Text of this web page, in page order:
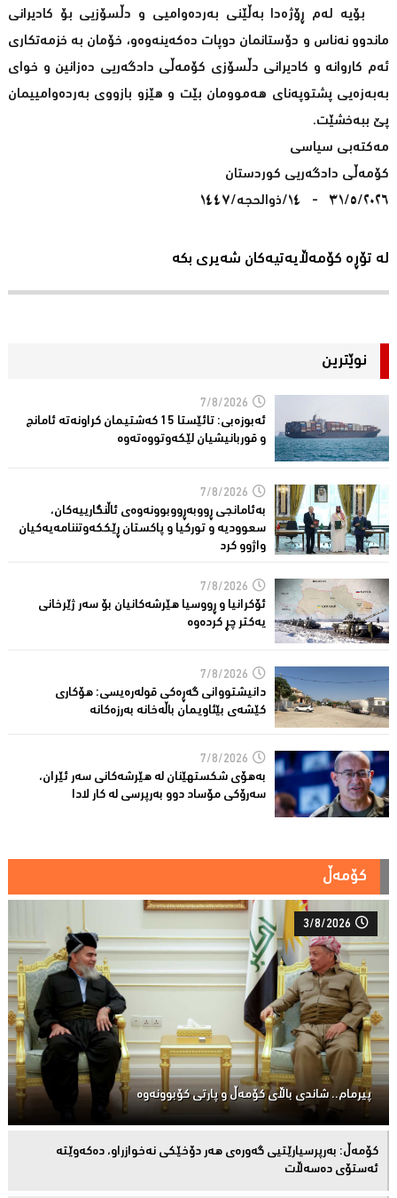
بۆیە لەم ڕۆژەدا بەڵێنی بەردەوامیی و دڵسۆزیی بۆ کادیرانی
ماندوو نەناس و دۆستانمان دوپات دەکەینەوەو، خۆمان بە خزمەتکاری
ئەم کاروانە و کادیرانی دڵسۆزی کۆمەڵی دادگەریی دەزانین و خوای
بەبەزەیی پشتوپەنای ھەموومان بێت و ھێزو بازووی بەردەوامییمان
پێ ببەخشێت.
مەکتەبی سیاسی
کۆمەڵی دادگەریی کوردستان
٣١/٥/٢٠٢٦ - ١٤/ذوالحجە/١٤٤٧
لە تۆڕە کۆمەڵایەتیەکان شەیری بکە
نوێترین
7/8/2026
ئەبوزەبی: تائێستا 15 كەشتیمان كراونەتە ئامانج
و قوربانیشیان لێكەوتووەتەوە
7/8/2026
بەئامانجی ڕووبەڕووبوونەوەی ئاڵنگارییەكان،
سعوودیە و توركیا و پاكستان ڕێككەوتننامەیەکیان
واژوو كرد
7/8/2026
ئۆكرانیا و ڕووسیا هێرشەكانیان بۆ سەر ژێرخانی
یەكتر چڕ كردەوە
7/8/2026
دانیشتووانى گەڕەكی قولەرەیسی: هۆکارى
کێشەى بێئاویمان باڵەخانە بەرزەكانە
7/8/2026
بەهۆى شکستهێنان لە هێرشەکانى سەر ئێران،
سەرۆكی مۆساد دوو بەرپرسی لە كار لادا
کۆمەڵ
3/8/2026
پیرمام.. شاندی باڵای كۆمه‌ڵ و پارتی كۆبوونه‌وه‌
كۆمەڵ: بەرپرسیارێتیی گەورەی هەر دۆخێکی نەخوازراو، دەكەوێتە
ئەستۆی دەسەڵات